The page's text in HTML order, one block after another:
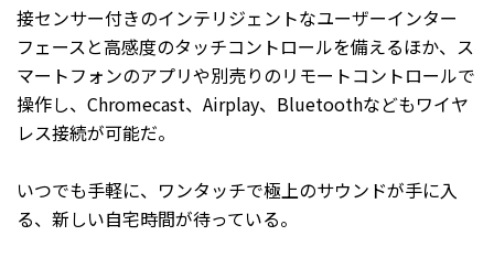
接センサー付きのインテリジェントなユーザーインター
フェースと高感度のタッチコントロールを備えるほか、ス
マートフォンのアプリや別売りのリモートコントロールで
操作し、Chromecast、Airplay、Bluetoothなどもワイヤ
レス接続が可能だ。
いつでも手軽に、ワンタッチで極上のサウンドが手に入
る、新しい自宅時間が待っている。